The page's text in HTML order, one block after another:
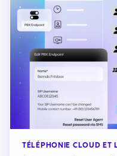
TÉLÉPHONIE CLOUD ET